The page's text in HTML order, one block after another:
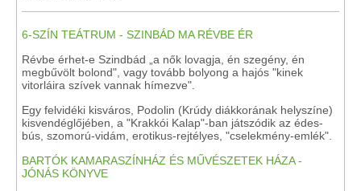
6-SZÍN TEÁTRUM - SZINBÁD MA RÉVBE ÉR
Révbe érhet-e Szindbád „a nők lovagja, én szegény, én
megbűvölt bolond", vagy tovább bolyong a hajós "kinek
vitorláira szívek vannak hímezve".
Egy felvidéki kisváros, Podolin (Krúdy diákkorának helyszíne)
kisvendéglőjében, a "Krakkói Kalap"-ban játszódik az édes-
bús, szomorú-vidám, erotikus-rejtélyes, "cselekmény-emlék".
BARTÓK KAMARASZÍNHÁZ ÉS MŰVÉSZETEK HÁZA -
JÓNÁS KÖNYVE